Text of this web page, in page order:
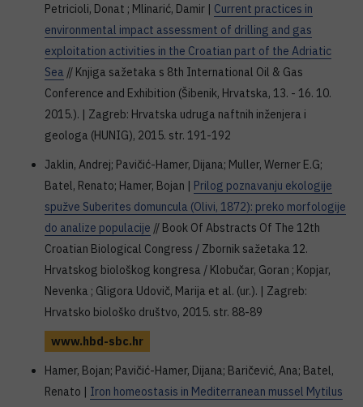
Petricioli, Donat ; Mlinarić, Damir | Current practices in
environmental impact assessment of drilling and gas
exploitation activities in the Croatian part of the Adriatic
Sea // Knjiga sažetaka s 8th International Oil & Gas
Conference and Exhibition (Šibenik, Hrvatska, 13. - 16. 10.
2015.). | Zagreb: Hrvatska udruga naftnih inženjera i
geologa (HUNIG), 2015. str. 191-192
Jaklin, Andrej; Pavičić-Hamer, Dijana; Muller, Werner E.G;
Batel, Renato; Hamer, Bojan | Prilog poznavanju ekologije
spužve Suberites domuncula (Olivi, 1872): preko morfologije
do analize populacije // Book Of Abstracts Of The 12th
Croatian Biological Congress / Zbornik sažetaka 12.
Hrvatskog biološkog kongresa / Klobučar, Goran ; Kopjar,
Nevenka ; Gligora Udovič, Marija et al. (ur.). | Zagreb:
Hrvatsko biološko društvo, 2015. str. 88-89
www.hbd-sbc.hr
Hamer, Bojan; Pavičić-Hamer, Dijana; Baričević, Ana; Batel,
Renato | Iron homeostasis in Mediterranean mussel Mytilus